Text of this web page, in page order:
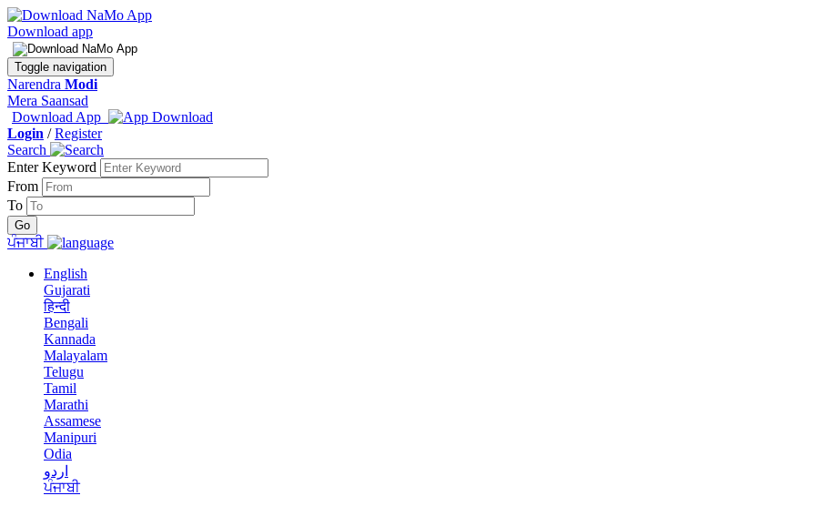
Download app
Toggle navigation
Narendra Modi
Mera Saansad
Download App
Login /Register
Search
Enter Keyword
From
To
ਪੰਜਾਬੀ
English
Gujarati
हिन्दी
Bengali
Kannada
Malayalam
Telugu
Tamil
Marathi
Assamese
Manipuri
Odia
اردو
ਪੰਜਾਬੀ